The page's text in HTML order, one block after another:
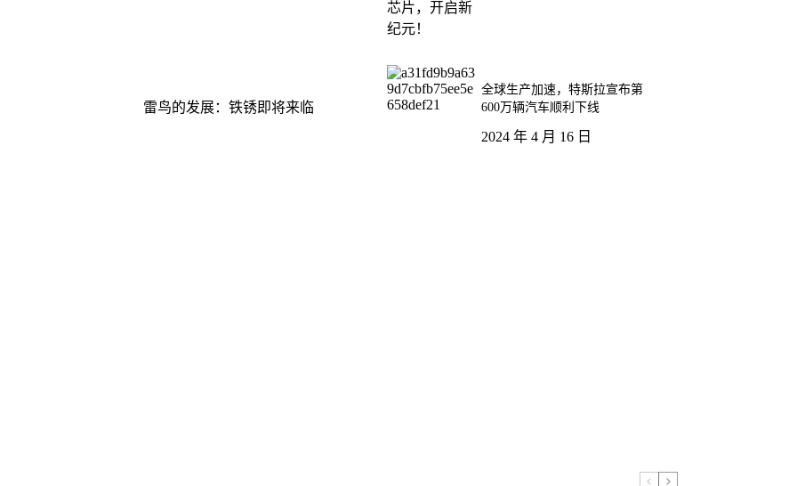
雷鸟的发展：铁锈即将来临
全球生产加速，特斯拉宣布第
600万辆汽车顺利下线
2024 年 4 月 16 日